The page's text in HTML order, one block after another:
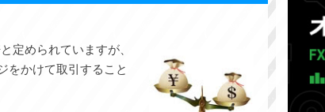
定められていますが、
をかけて取引すること